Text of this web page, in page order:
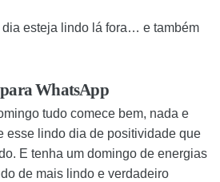
dia esteja lindo lá fora… e também
WhatsApp
tudo comece bem, nada e
esse lindo dia de positividade que
E tenha um domingo de energias
de mais lindo e verdadeiro